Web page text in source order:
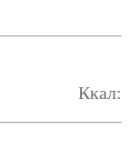
Ккал: